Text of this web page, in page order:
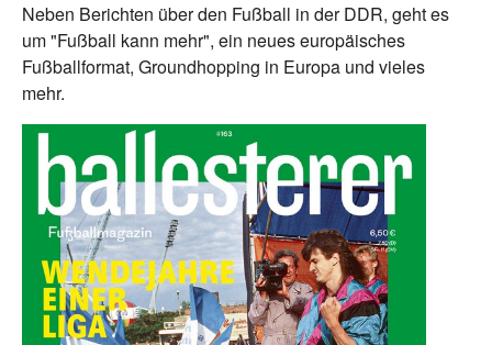
Neben Berichten über den Fußball in der DDR, geht es
um "Fußball kann mehr", ein neues europäisches
Fußballformat, Groundhopping in Europa und vieles
mehr.